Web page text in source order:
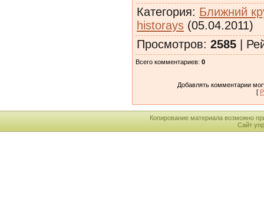
Категория: Ближний
historays (05.04.2011)
Просмотров: 2585 |
Всего комментариев: 0
Добавлять комментарии
[
Копирование материала возможно
Сайт